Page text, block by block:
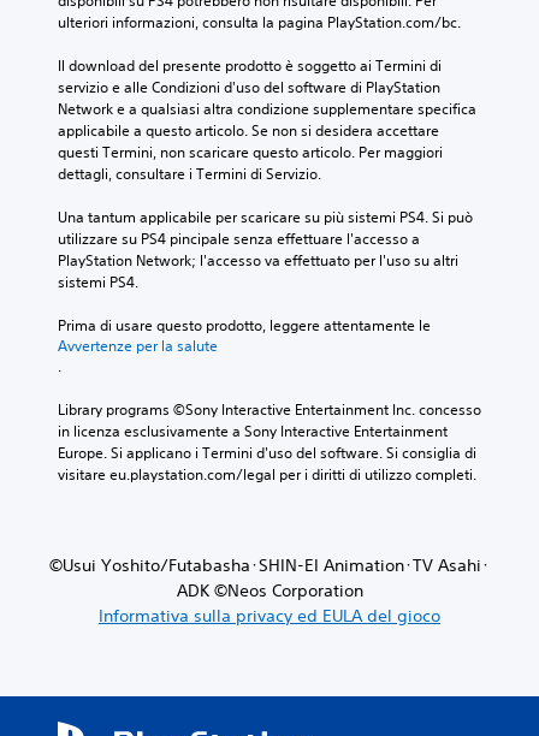
ulteriori informazioni, consulta la pagina PlayStation.com/bc.
Il download del presente prodotto è soggetto ai Termini di
servizio e alle Condizioni d'uso del software di PlayStation
Network e a qualsiasi altra condizione supplementare specifica
applicabile a questo articolo. Se non si desidera accettare
questi Termini, non scaricare questo articolo. Per maggiori
dettagli, consultare i Termini di Servizio.
Una tantum applicabile per scaricare su più sistemi PS4. Si può
utilizzare su PS4 pincipale senza effettuare l'accesso a
PlayStation Network; l'accesso va effettuato per l'uso su altri
sistemi PS4.
Prima di usare questo prodotto, leggere attentamente le
Avvertenze per la salute
.
Library programs ©Sony Interactive Entertainment Inc. concesso
in licenza esclusivamente a Sony Interactive Entertainment
Europe. Si applicano i Termini d'uso del software. Si consiglia di
visitare eu.playstation.com/legal per i diritti di utilizzo completi.
©Usui Yoshito/Futabasha･SHIN-EI Animation･TV Asahi･
ADK ©Neos Corporation
Informativa sulla privacy ed EULA del gioco